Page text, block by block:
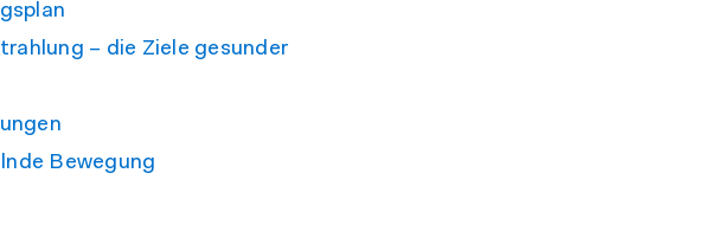
– die Ziele gesunder
Bewegung